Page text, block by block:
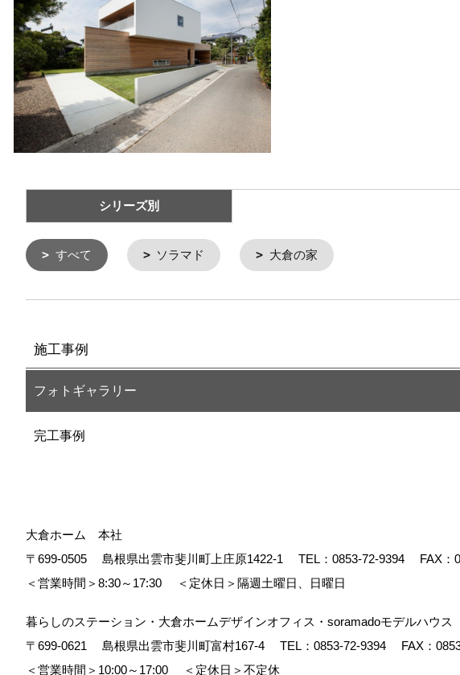
シリーズ別
すべて ソラマド 大倉の家
施工事例
フォトギャラリー
完工事例
大倉ホーム 本社
〒699-0505
島根県出雲市斐川町上庄原1422-1 TEL： 0853-72-9394
FAX：
＜営業時間＞8:30～17:30
＜定休日＞隔週土曜日、日曜日
暮らしのステーション・大倉ホームデザインオフィス・soramadoモデルハウス
〒699-0621
島根県出雲市斐川町富村167-4 TEL： 0853-72-9394
FAX：
＜営業時間＞10:00～17:00
＜定休日＞不定休